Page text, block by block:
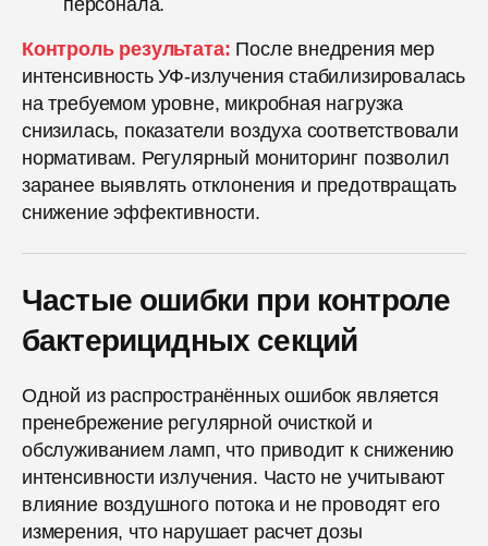
Контроль результата: После внедрения мер
интенсивность УФ-излучения стабилизировалась
на требуемом уровне, микробная нагрузка
снизилась, показатели воздуха соответствовали
нормативам. Регулярный мониторинг позволил
заранее выявлять отклонения и предотвращать
снижение эффективности.
Частые ошибки при контроле
бактерицидных секций
Одной из распространённых ошибок является
пренебрежение регулярной очисткой и
обслуживанием ламп, что приводит к снижению
интенсивности излучения. Часто не учитывают
влияние воздушного потока и не проводят его
измерения, что нарушает расчет дозы